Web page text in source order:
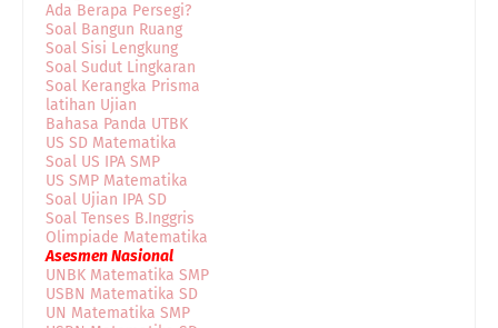
Ada Berapa Persegi?
Soal Bangun Ruang
Soal Sisi Lengkung
Soal Sudut Lingkaran
Soal Kerangka Prisma
latihan Ujian
Bahasa Panda UTBK
US SD Matematika
Soal US IPA SMP
US SMP Matematika
Soal Ujian IPA SD
Soal Tenses B.Inggris
Olimpiade Matematika
Asesmen Nasional
UNBK Matematika SMP
USBN Matematika SD
UN Matematika SMP